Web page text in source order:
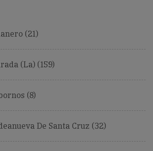
(21)
(La) (159)
(8)
De Santa Cruz (32)